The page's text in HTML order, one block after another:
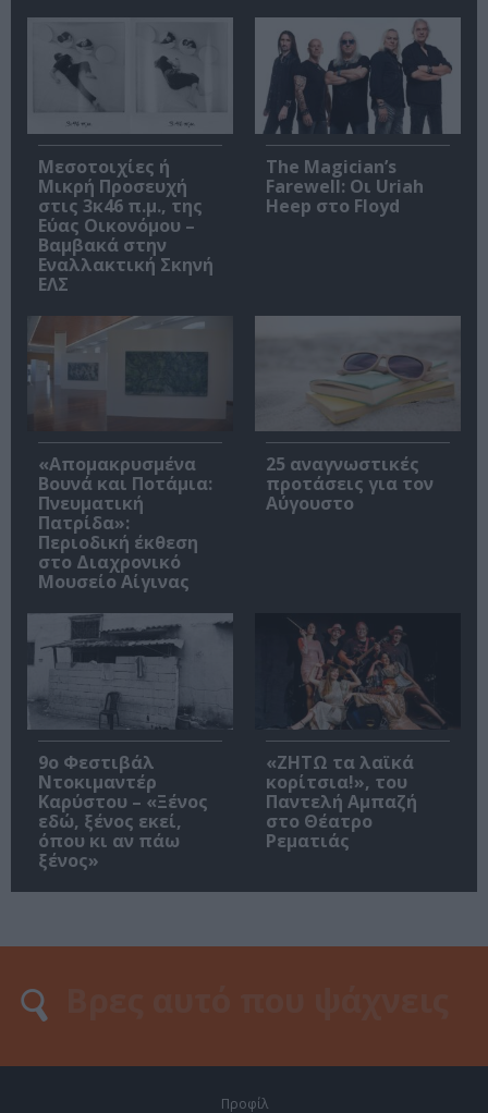
Μεσοτοιχίες ή
Μικρή Προσευχή
στις 3κ46 π.μ., της
Εύας Οικονόμου –
Βαμβακά στην
Εναλλακτική Σκηνή
ΕΛΣ
The Magician’s
Farewell: Οι Uriah
Heep στο Floyd
«Απομακρυσμένα
Βουνά και Ποτάμια:
Πνευματική
Πατρίδα»:
Περιοδική έκθεση
στο Διαχρονικό
Μουσείο Αίγινας
25 αναγνωστικές
προτάσεις για τον
Αύγουστο
9ο Φεστιβάλ
Ντοκιμαντέρ
Καρύστου – «Ξένος
εδώ, ξένος εκεί,
όπου κι αν πάω
ξένος»
«ΖΗΤΩ τα λαϊκά
κορίτσια!», του
Παντελή Αμπαζή
στο Θέατρο
Ρεματιάς
Προφίλ